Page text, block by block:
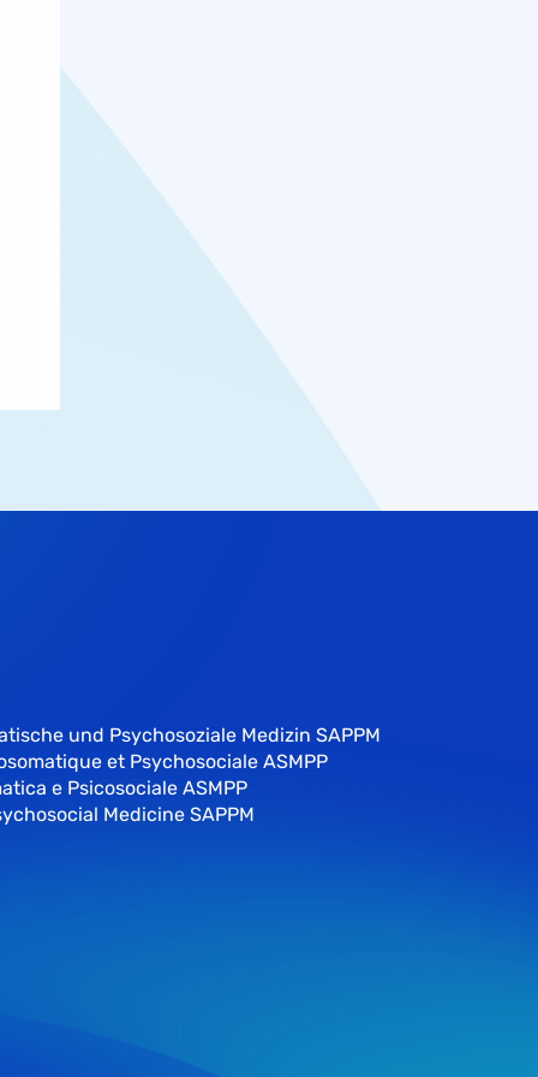
und Psychosoziale Medizin SAPPM
et Psychosociale ASMPP
e Psicosociale ASMPP
Medicine SAPPM